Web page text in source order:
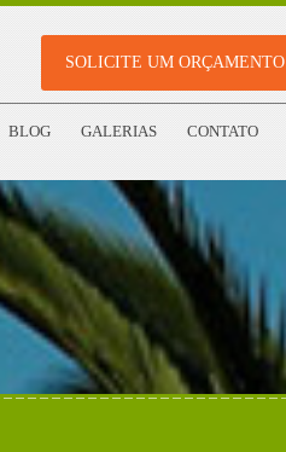
SOLICITE UM ORÇAMENTO
BLOG GALERIAS CONTATO